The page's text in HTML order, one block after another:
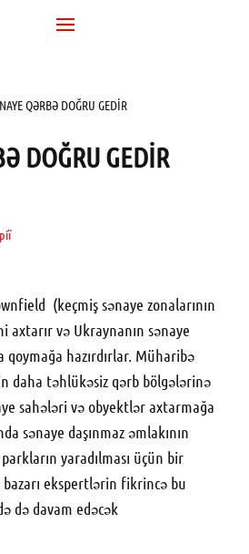
QƏRBƏ DOĞRU GEDİR
DOĞRU GEDİR
(keçmiş sənaye zonalarının
axtarır və Ukraynanın sənaye
hazırdırlar. Müharibə
daha təhlükəsiz qərb bölgələrinə
sahələri və obyektlər axtarmağa
sənaye daşınmaz əmlakının
yaradılması üçün bir
ekspertlərin fikrincə bu
də davam edəcək